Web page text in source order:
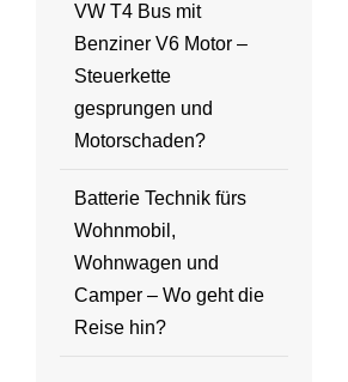
VW T4 Bus mit
Benziner V6 Motor –
Steuerkette
gesprungen und
Motorschaden?
Batterie Technik fürs
Wohnmobil,
Wohnwagen und
Camper – Wo geht die
Reise hin?